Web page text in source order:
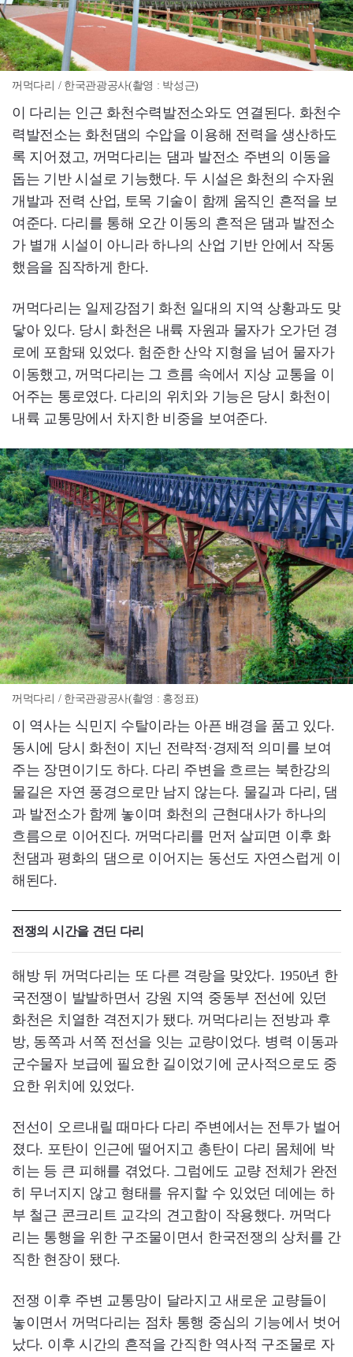
꺼먹다리 / 한국관광공사(촬영 : 박성근)
이 다리는 인근 화천수력발전소와도 연결된다. 화천수
력발전소는 화천댐의 수압을 이용해 전력을 생산하도
록 지어졌고, 꺼먹다리는 댐과 발전소 주변의 이동을
돕는 기반 시설로 기능했다. 두 시설은 화천의 수자원
개발과 전력 산업, 토목 기술이 함께 움직인 흔적을 보
여준다. 다리를 통해 오간 이동의 흔적은 댐과 발전소
가 별개 시설이 아니라 하나의 산업 기반 안에서 작동
했음을 짐작하게 한다.
꺼먹다리는 일제강점기 화천 일대의 지역 상황과도 맞
닿아 있다. 당시 화천은 내륙 자원과 물자가 오가던 경
로에 포함돼 있었다. 험준한 산악 지형을 넘어 물자가
이동했고, 꺼먹다리는 그 흐름 속에서 지상 교통을 이
어주는 통로였다. 다리의 위치와 기능은 당시 화천이
내륙 교통망에서 차지한 비중을 보여준다.
꺼먹다리 / 한국관광공사(촬영 : 홍정표)
이 역사는 식민지 수탈이라는 아픈 배경을 품고 있다.
동시에 당시 화천이 지닌 전략적·경제적 의미를 보여
주는 장면이기도 하다. 다리 주변을 흐르는 북한강의
물길은 자연 풍경으로만 남지 않는다. 물길과 다리, 댐
과 발전소가 함께 놓이며 화천의 근현대사가 하나의
흐름으로 이어진다. 꺼먹다리를 먼저 살피면 이후 화
천댐과 평화의 댐으로 이어지는 동선도 자연스럽게 이
해된다.
전쟁의 시간을 견딘 다리
해방 뒤 꺼먹다리는 또 다른 격랑을 맞았다. 1950년 한
국전쟁이 발발하면서 강원 지역 중동부 전선에 있던
화천은 치열한 격전지가 됐다. 꺼먹다리는 전방과 후
방, 동쪽과 서쪽 전선을 잇는 교량이었다. 병력 이동과
군수물자 보급에 필요한 길이었기에 군사적으로도 중
요한 위치에 있었다.
전선이 오르내릴 때마다 다리 주변에서는 전투가 벌어
졌다. 포탄이 인근에 떨어지고 총탄이 다리 몸체에 박
히는 등 큰 피해를 겪었다. 그럼에도 교량 전체가 완전
히 무너지지 않고 형태를 유지할 수 있었던 데에는 하
부 철근 콘크리트 교각의 견고함이 작용했다. 꺼먹다
리는 통행을 위한 구조물이면서 한국전쟁의 상처를 간
직한 현장이 됐다.
전쟁 이후 주변 교통망이 달라지고 새로운 교량들이
놓이면서 꺼먹다리는 점차 통행 중심의 기능에서 벗어
났다. 이후 시간의 흔적을 간직한 역사적 구조물로 자